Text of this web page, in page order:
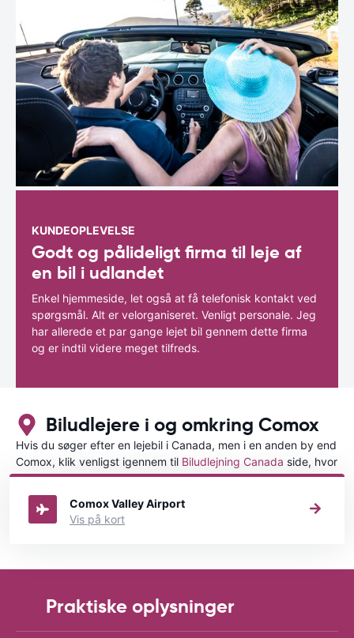
KUNDEOPLEVELSE
Godt og pålideligt firma til leje af
en bil i udlandet
Enkel hjemmeside, let også at få telefonisk kontakt ved
spørgsmål. Alt er velorganiseret. Venligt personale. Jeg
har allerede et par gange lejet bil gennem dette firma
og er indtil videre meget tilfreds.
Biludlejere i og omkring Comox
Hvis du søger efter en lejebil i Canada, men i en anden by end
Comox, klik venligst igennem til Biludlejning Canada side, hvor
du kan vælge, i hvilken by i Canada du ønsker at leje en bil.
Comox Valley Airport
Vis på kort
Praktiske oplysninger